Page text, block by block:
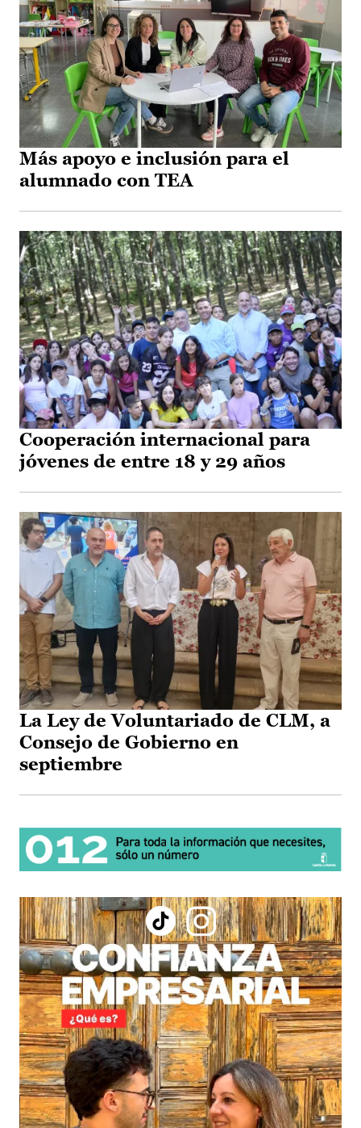
Más apoyo e inclusión para el
alumnado con TEA
Cooperación internacional para
jóvenes de entre 18 y 29 años
La Ley de Voluntariado de CLM, a
Consejo de Gobierno en
septiembre